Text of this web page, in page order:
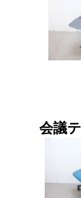
会議